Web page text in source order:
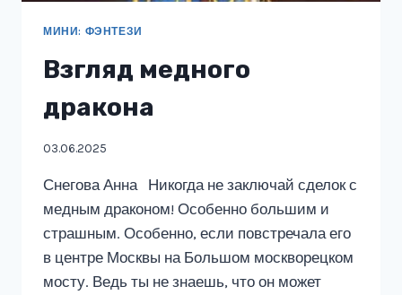
МИНИ: ФЭНТЕЗИ
Взгляд медного
дракона
03.06.2025
Снегова Анна Никогда не заключай сделок с
медным драконом! Особенно большим и
страшным. Особенно, если повстречала его
в центре Москвы на Большом москворецком
мосту. Ведь ты не знаешь, что он может